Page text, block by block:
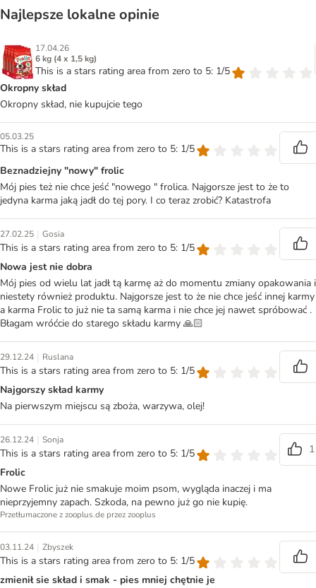
Najlepsze lokalne opinie
17.04.26
6 kg (4 x 1,5 kg)
This is a stars rating area from zero to 5: 1/5
Okropny skład
Okropny skład, nie kupujcie tego
05.03.25
This is a stars rating area from zero to 5: 1/5
Beznadziejny "nowy" frolic
Mój pies też nie chce jeść "nowego " frolica. Najgorsze jest to że to
jedyna karma jaką jadł do tej pory. I co teraz zrobić? Katastrofa
27.02.25 | Gosia
This is a stars rating area from zero to 5: 1/5
Nowa jest nie dobra
Mój pies od wielu lat jadł tą karmę aż do momentu zmiany opakowania i
niestety również produktu. Najgorsze jest to że nie chce jeść innej karmy
a karma Frolic to już nie ta samą karma i nie chce jej nawet spróbować .
Błagam wróćcie do starego składu karmy 🙏🏻
29.12.24 | Ruslana
This is a stars rating area from zero to 5: 1/5
Najgorszy skład karmy
Na pierwszym miejscu są zboża, warzywa, olej!
26.12.24 | Sonja
This is a stars rating area from zero to 5: 1/5
1
Frolic
Nowe Frolic już nie smakuje moim psom, wygląda inaczej i ma
nieprzyjemny zapach. Szkoda, na pewno już go nie kupię.
Przetłumaczone z zooplus.de przez zooplus
03.11.24 | Zbyszek
This is a stars rating area from zero to 5: 1/5
zmienił sie skład i smak - pies mniej chętnie je